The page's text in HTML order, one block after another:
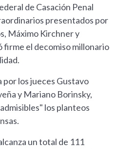
de Casación Penal
presentados por
Máximo Kirchner y
firme el decomiso millonario
los jueces Gustavo
y Mariano Borinsky,
los planteos
un total de 111